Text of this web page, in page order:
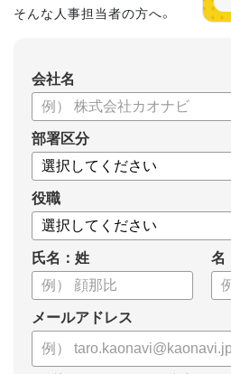
そんな人事担当者の方へ。
本資料では、人事担当者300名の
に役立つ生成AI活用術を紹介してい
生成AI利用時のポイントや注意事
から始める方も安心です。評価シ
案の生成など、コピペで使えるプロ
生成AIを「壁打ち相手」や「作業ア
らの人事業務を効率化してみません
【資料の内容】
・人事担当者に聞いた「生成AI活用
・生成AI利用における注意点やルー
・今日から使えるプロンプト集（人
務）
会社名
部署区分
役職
氏名：姓 名
メールアドレス